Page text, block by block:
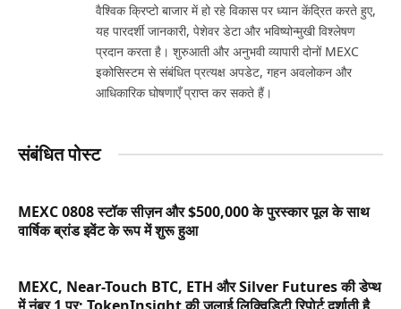
वैश्विक क्रिप्टो बाजार में हो रहे विकास पर ध्यान केंद्रित करते हुए,
यह पारदर्शी जानकारी, पेशेवर डेटा और भविष्योन्मुखी विश्लेषण
प्रदान करता है। शुरुआती और अनुभवी व्यापारी दोनों MEXC
इकोसिस्टम से संबंधित प्रत्यक्ष अपडेट, गहन अवलोकन और
आधिकारिक घोषणाएँ प्राप्त कर सकते हैं।
संबंधित पोस्ट
MEXC 0808 स्टॉक सीज़न और $500,000 के पुरस्कार पूल के साथ
वार्षिक ब्रांड इवेंट के रूप में शुरू हुआ
MEXC, Near-Touch BTC, ETH और Silver Futures की डेप्थ
में नंबर 1 पर; TokenInsight की जुलाई लिक्विडिटी रिपोर्ट दर्शाती है